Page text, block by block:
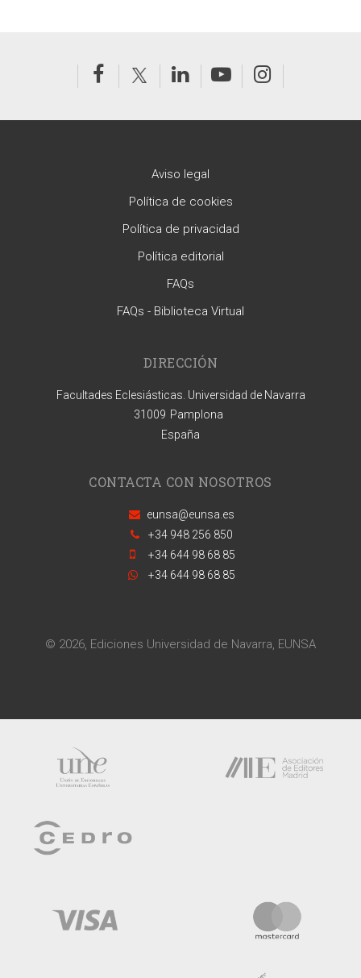
Aviso legal
Política de cookies
Política de privacidad
Política editorial
FAQs
FAQs - Biblioteca Virtual
DIRECCIÓN
Facultades Eclesiásticas. Universidad de Navarra
31009 Pamplona
España
CONTACTA CON NOSOTROS
eunsa@eunsa.es
+34 948 256 850
+34 644 98 68 85
+34 644 98 68 85
© 2026, Ediciones Universidad de Navarra, EUNSA